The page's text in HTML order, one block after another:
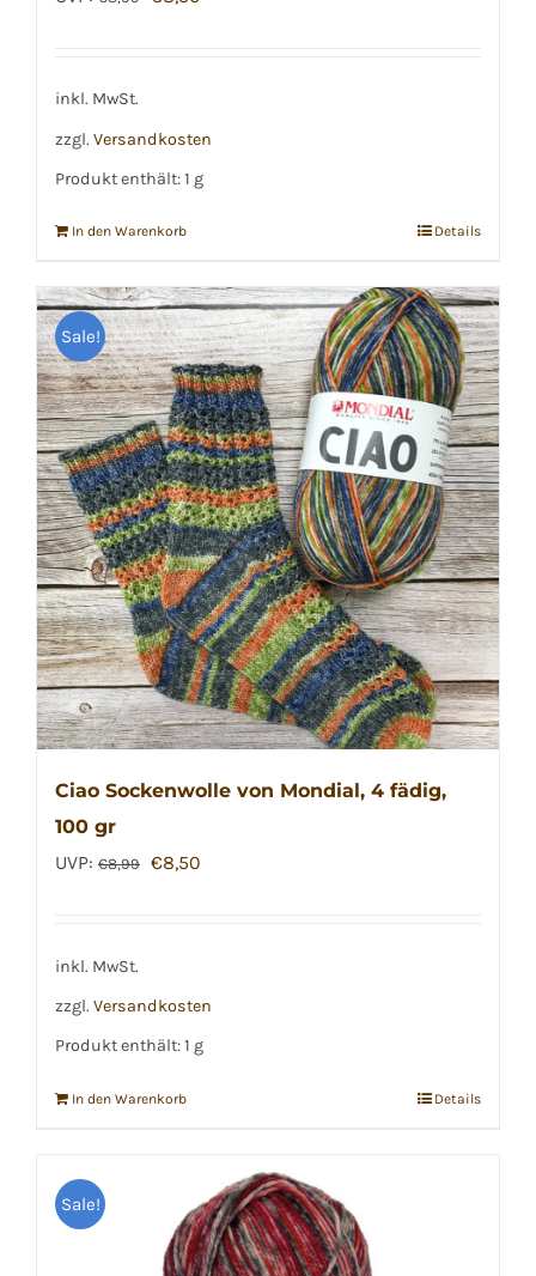
inkl. MwSt.
zzgl. Versandkosten
Produkt enthält: 1 g
In den Warenkorb Details
Sale!
Ciao Sockenwolle von Mondial, 4 fädig,
100 gr
UVP: €8,99 Ursprünglicher
€8,50
inkl. MwSt.
zzgl. Versandkosten
Produkt enthält: 1 g
In den Warenkorb Details
Sale!